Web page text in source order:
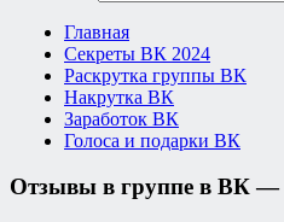
Главная
Секреты ВК 2024
Раскрутка группы ВК
Накрутка ВК
Заработок ВК
Голоса и подарки ВК
Отзывы в группе в ВК —